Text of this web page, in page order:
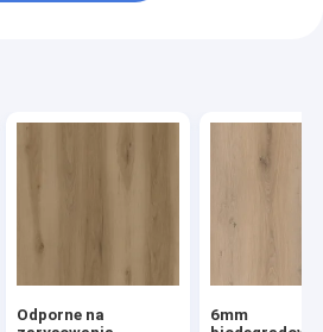
Odporne na
6mm